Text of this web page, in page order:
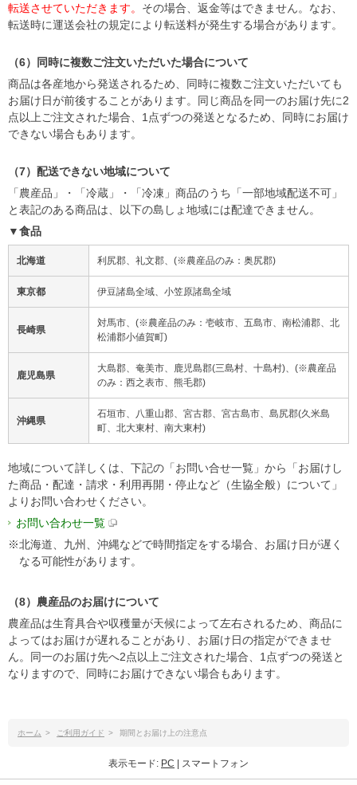
転送させていただきます。 その場合、返金等はできません。なお、
転送時に運送会社の規定により転送料が発生する場合があります。
（6）同時に複数ご注文いただいた場合について
商品は各産地から発送されるため、同時に複数ご注文いただいても
お届け日が前後することがあります。同じ商品を同一のお届け先に2
点以上ご注文された場合、1点ずつの発送となるため、同時にお届け
できない場合もあります。
（7）配送できない地域について
「農産品」・「冷蔵」・「冷凍」商品のうち「一部地域配送不可」
と表記のある商品は、以下の島しょ地域には配達できません。
▼食品
北海道 利尻郡、礼文郡、(※農産品のみ：奥尻郡)
東京都 伊豆諸島全域、小笠原諸島全域
長崎県
対馬市、(※農産品のみ：壱岐市、五島市、南松浦郡、北
松浦郡小値賀町)
鹿児島県
大島郡、奄美市、鹿児島郡(三島村、十島村)、(※農産品
のみ：西之表市、熊毛郡)
沖縄県
石垣市、八重山郡、宮古郡、宮古島市、島尻郡(久米島
町、北大東村、南大東村)
地域について詳しくは、下記の「お問い合せ一覧」から「お届けし
た商品・配達・請求・利用再開・停止など（生協全般）について」
よりお問い合わせください。
お問い合わせ一覧
※北海道、九州、沖縄などで時間指定をする場合、お届け日が遅く
なる可能性があります。
（8）農産品のお届けについて
農産品は生育具合や収穫量が天候によって左右されるため、商品に
よってはお届けが遅れることがあり、お届け日の指定ができませ
ん。同一のお届け先へ2点以上ご注文された場合、1点ずつの発送と
なりますので、同時にお届けできない場合もあります。
ホーム > ご利用ガイド > 期間とお届け上の注意点
表示モード: PC | スマートフォン